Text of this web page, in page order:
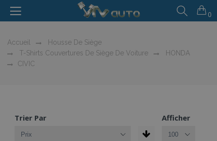
0
Accueil
Housse De Siège
T-Shirts Couvertures De Siège De Voiture
HONDA
CIVIC
Trier Par Afficher